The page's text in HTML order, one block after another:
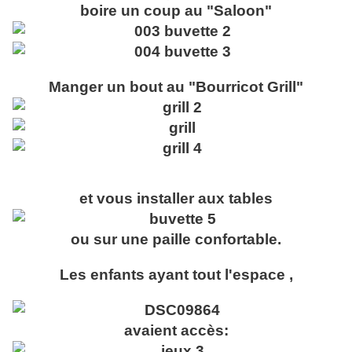
boire un coup au "Saloon"
Manger un bout au "Bourricot Grill"
et vous installer aux tables
ou sur une paille confortable.
Les enfants ayant tout l'espace ,
avaient accès: